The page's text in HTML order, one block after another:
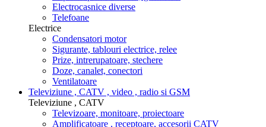
Electrocasnice diverse
Telefoane
Electrice
Condensatori motor
Sigurante, tablouri electrice, relee
Prize, intrerupatoare, stechere
Doze, canalet, conectori
Ventilatoare
Televiziune , CATV , video , radio si GSM
Televiziune , CATV
Televizoare, monitoare, proiectoare
Amplificatoare , receptoare, accesorii CATV